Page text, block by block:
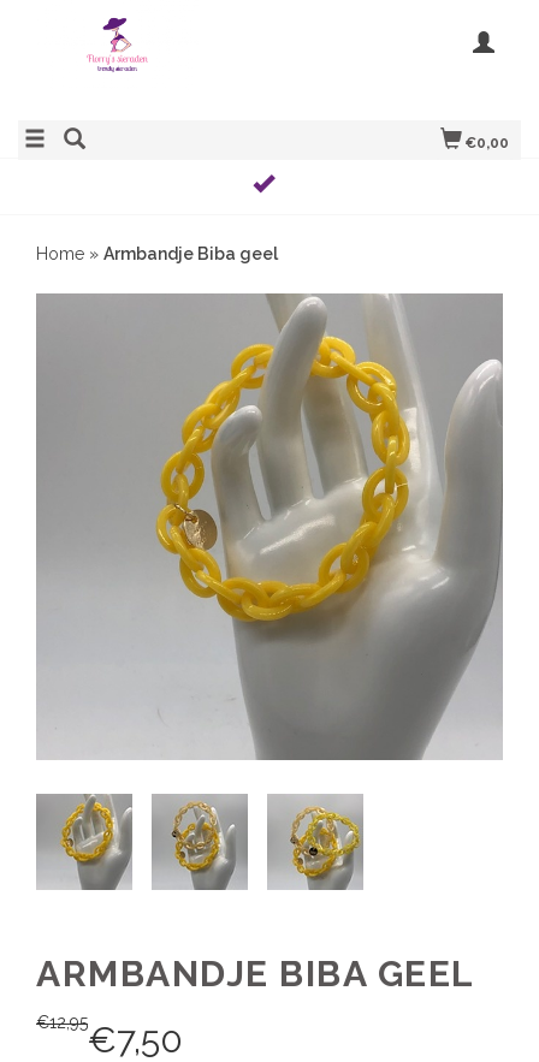
€0,00
Home » Armbandje Biba geel
ARMBANDJE BIBA GEEL
€12,95€7,50